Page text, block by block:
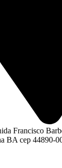
Francisco
BA cep 44890-